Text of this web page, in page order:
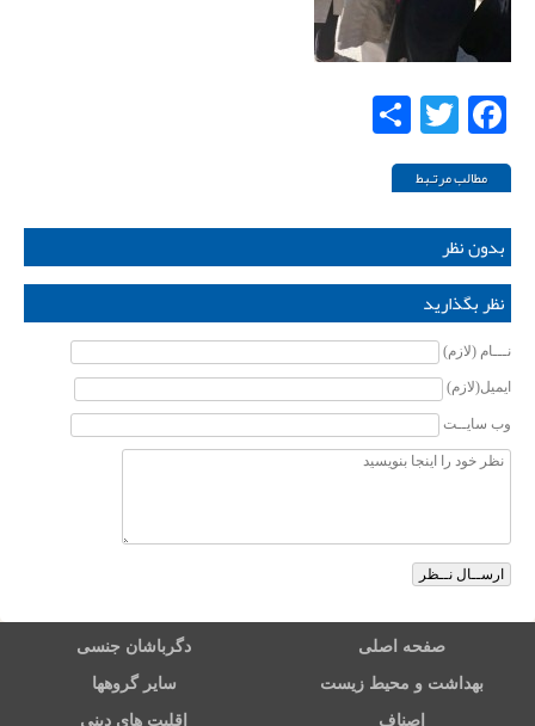
Facebook
Twitter
مطالب مرتـبط
بدون نظر
نظر بگذارید
نـــام (لازم)
ایمیل(لازم)
وب سایــت
صفحه اصلی دگرباشان جنسی
بهداشت و محیط زیست سایر گروهها
اصناف اقلیت های دینی